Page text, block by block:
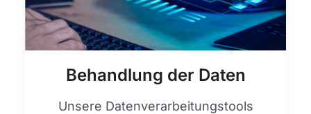
Behandlung der Daten
Unsere Datenverarbeitungstools